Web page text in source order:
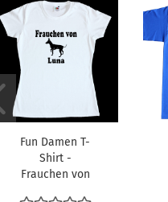
Fun Damen T-
Shirt -
Frauchen von